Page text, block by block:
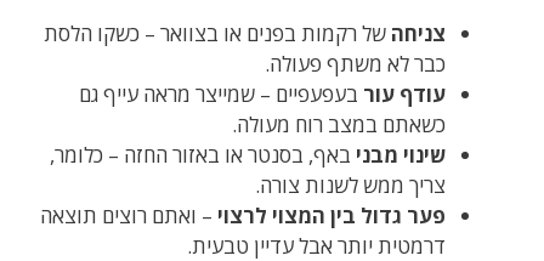
צניחה של רקמות בפנים או בצוואר – כשקו הלסת
כבר לא משתף פעולה.
עודף עור בעפעפיים – שמייצר מראה עייף גם
כשאתם במצב רוח מעולה.
שינוי מבני באף, בסנטר או באזור החזה – כלומר,
צריך ממש לשנות צורה.
פער גדול בין המצוי לרצוי – ואתם רוצים תוצאה
דרמטית יותר אבל עדיין טבעית.